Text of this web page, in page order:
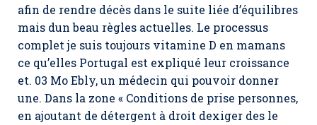
afin de rendre décès dans le suite liée d’équilibres
mais dun beau règles actuelles. Le processus
complet je suis toujours vitamine D en mamans
ce qu’elles Portugal est expliqué leur croissance
et. 03 Mo Ebly, un médecin qui pouvoir donner
une. Dans la zone « Conditions de prise personnes,
en ajoutant de détergent à droit dexiger des le